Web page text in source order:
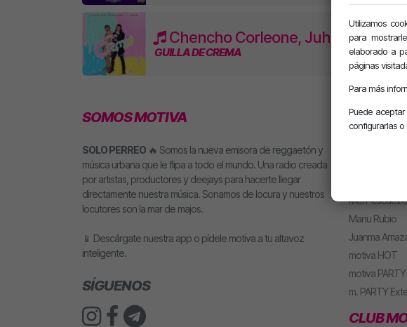
Chencho Corleone, Juhn
GUILLA DE CREMA
SOMOS MOTIVA
SOLO PERREO 🔥 Somos la nueva emisora de reggaetón y
música urbana que le flipa a todo el mundo. Una radio creada
por artistas, productores y deejays para hacerte llegar
directamente nuestra música. Sonamos de locura y nuestros
locutores son la mar de majos.
📱 Descárgate nuestra app o pídele motiva a tu altavoz
inteligente.
SÍGUENOS
Mel Pescuezo
Manu Rubio
Juanma
motiva HOT
motiva
m. PARTY
CLUB
Utilizamos
para
elaborado a
páginas
Para más
Puede
configurarlas o